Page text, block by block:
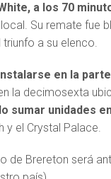
a los 70
Su remate fue
a su elenco.
en la
la decimosexta
sumar unidades
y el Crystal Palace.
de Brereton será